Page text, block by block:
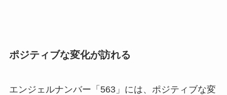
ポジティブな変化が訪れる
エンジェルナンバー「563」には、ポジティブな変